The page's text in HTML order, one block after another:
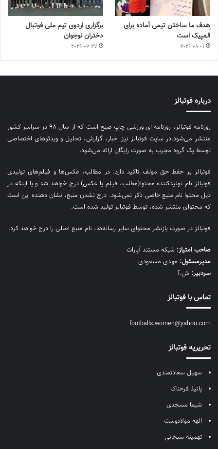
هدف ما ساختن تیمی آماده برای
المپیک است
2026-08-01
برگزاری اردوی تیم ملی فوتبال
دختران نوجوان
2026-07-27
درباره فوتبالز
روزنامه فوتبالز، روزنامه ای ورزشی چاپ صبح است که از سال ۹۸ در سراسر کشور
منتشر می‌شود.در سایت فوتبالز نیز اخبار، گزارش، تحلیل و ویدئوهای اختصاصی
توسط یک گروه مجرب به صورت رایگان ارائه می‌شود.
فوتبالز بر حفظ حق مولف تاکید دارد. در مطالب، عکس‌ها و فیلم‌های تولیدی
فوتبالز نام تولیدکننده محتوا(مطلب، فیلم یا عکس) درج خواهد شد و یا اینکه در
ذیل محتوا نام منبع خاصی ذکر نمی‌‎شود. درج نشدن منبع، نشان دهنده این است
که محتوای منتشر شده، توسط فوتبالز تولید شده است.
فوتبالز در صورت بازنشر محتوای سایر رسانه‌ها، نام منبع اصلی را درج خواهد کرد.
صاحب امتیاز: شبکه مستند آپارات
مديرمسئول: مهدی مسعودی
سردبیر: ش.آ
تماس با فوتبالز
footballs.women@yahoo.com
تحریریه فوتبالز
سهیل سعادتمندی
پانیذ فرحناک
شیما مسجدی
الهه مولادوست
تهمینه سبحانی